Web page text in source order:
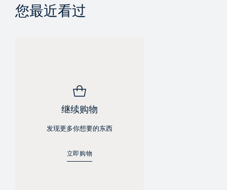
您最近看过
继续购物
发现更多你想要的东西
立即购物